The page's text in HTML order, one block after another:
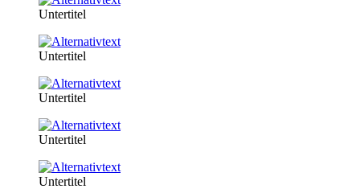
Untertitel
Untertitel
Untertitel
Untertitel
Untertitel